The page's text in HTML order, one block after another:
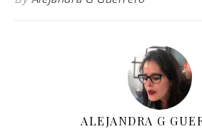
ALEJANDRA G